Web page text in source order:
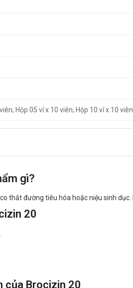
Hộp 05 vỉ x 10 viên; Hộp 10 vỉ x 10 viên
gì?
thắt đường tiêu hóa hoặc niệu sinh
20
của Brocizin 20